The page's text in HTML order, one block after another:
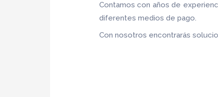
Contamos con años de
diferentes medios de pago.
Con nosotros encontrarás